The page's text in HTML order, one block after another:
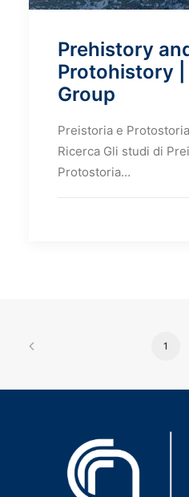
Prehistory
Protohistory |
Group
Preistoria e
Ricerca Gli studi di
Protostoria…
1